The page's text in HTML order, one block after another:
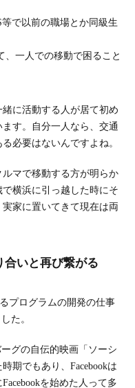
で以前の職場とか同級生
、一人での移動で困ること
に活動する人が居て初め
す。自分一人なら、交通
必要はないんですよね。
マで移動する方が明らか
横浜に引っ越した時にそ
家に置いてきて現在は両
合いと再び繋がる
プログラムの開発の仕事
た。
グの自伝的映画「ソーシ
期でもあり、Facebookは
を始めた人って多